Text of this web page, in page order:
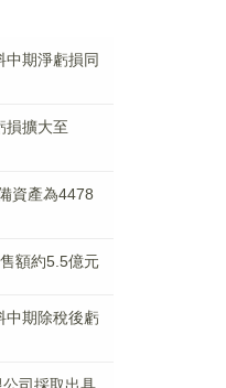
中期淨虧損同
損擴大至
資產為4478
額約5.5億元
中期除稅後虧